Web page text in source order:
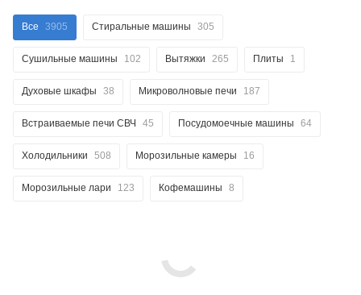
Все 3905 Стиральные машины 305
Сушильные машины 102 Вытяжки 265 Плиты 1
Духовые шкафы 38 Микроволновые печи 187
Встраиваемые печи СВЧ 45 Посудомоечные машины 64
Холодильники 508 Морозильные камеры 16
Морозильные лари 123 Кофемашины 8